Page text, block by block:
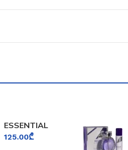
ESSENTIAL
PARFUMS BOIS
125.00₾